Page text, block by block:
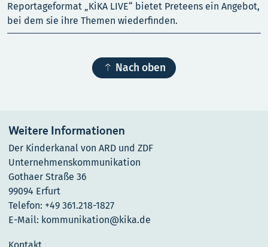
Reportageformat „KiKA LIVE“ bietet Preteens ein Angebot,
bei dem sie ihre Themen wiederfinden.
 Nach oben
Weitere Informationen
Der Kinderkanal von ARD und ZDF
Unternehmenskommunikation
Gothaer Straße 36
99094 Erfurt
Telefon: +49 361.218-1827
E-Mail: kommunikation@kika.de
Kontakt